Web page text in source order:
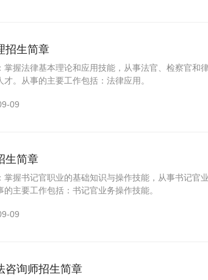
招生简章
掌握法律基本理论和应用技能，从事法官、检察官和
才。从事的主要工作包括：法律应用。
09
生简章
掌握书记官职业的基础知识与操作技能，从事书记官
的主要工作包括：书记官业务操作技能。
09
咨询师招生简章